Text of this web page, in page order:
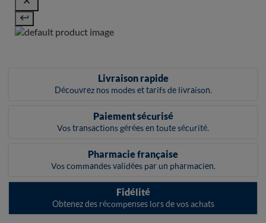
Livraison rapide
Découvrez nos modes et tarifs de livraison.
Paiement sécurisé
Vos transactions gérées en toute sécurité.
Pharmacie française
Vos commandes validées par un pharmacien.
Fidélité
Obtenez des récompenses lors de vos achats